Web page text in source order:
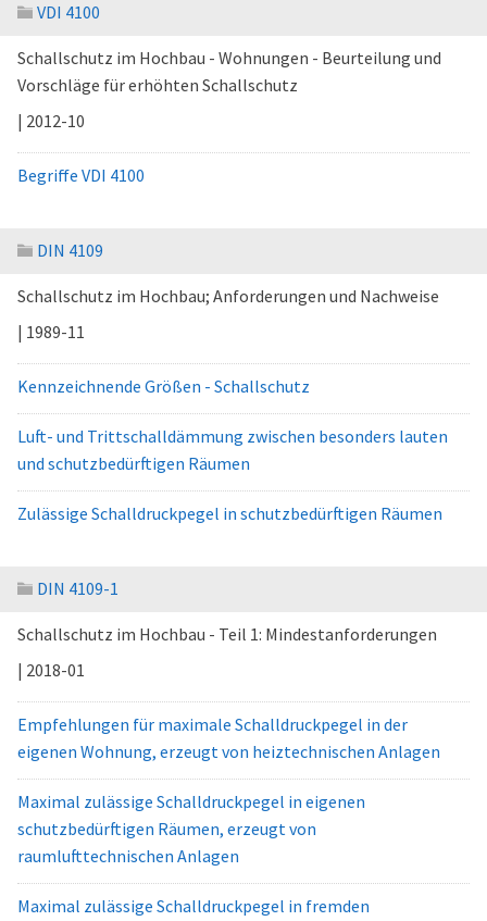
VDI 4100
Schallschutz im Hochbau - Wohnungen - Beurteilung und
Vorschläge für erhöhten Schallschutz
| 2012-10
Begriffe VDI 4100
DIN 4109
Schallschutz im Hochbau; Anforderungen und Nachweise
| 1989-11
Kennzeichnende Größen - Schallschutz
Luft- und Trittschalldämmung zwischen besonders lauten
und schutzbedürftigen Räumen
Zulässige Schalldruckpegel in schutzbedürftigen Räumen
DIN 4109-1
Schallschutz im Hochbau - Teil 1: Mindestanforderungen
| 2018-01
Empfehlungen für maximale Schalldruckpegel in der
eigenen Wohnung, erzeugt von heiztechnischen Anlagen
Maximal zulässige Schalldruckpegel in eigenen
schutzbedürftigen Räumen, erzeugt von
raumlufttechnischen Anlagen
Maximal zulässige Schalldruckpegel in fremden